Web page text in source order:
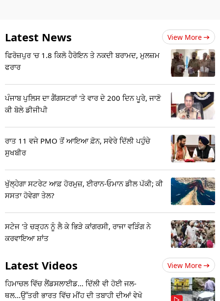
Latest News View More
ਫਿਰੋਜ਼ਪੁਰ 'ਚ 1.8 ਕਿਲੋ ਹੈਰੋਇਨ ਤੇ ਨਕਦੀ ਬਰਾਮਦ, ਮੁਲਜ਼ਮ
ਫਰਾਰ
ਪੰਜਾਬ ਪੁਲਿਸ ਦਾ ਗੈਂਗਸਟਰਾਂ 'ਤੇ ਵਾਰ ਦੇ 200 ਦਿਨ ਪੂਰੇ, ਜਾਣੋ
ਕੀ ਬੋਲੇ ਡੀਜੀਪੀ
ਰਾਤ 11 ਵਜੇ PMO ਤੋਂ ਆਇਆ ਫ਼ੋਨ, ਸਵੇਰੇ ਦਿੱਲੀ ਪਹੁੰਚੇ
ਸੁਖਬੀਰ
ਖੁੱਲ੍ਹੇਗਾ ਸਟਰੇਟ ਆਫ਼ ਹੋਰਮੁਜ਼, ਈਰਾਨ-ਓਮਾਨ ਡੀਲ ਪੱਕੀ; ਕੀ
ਸਸਤਾ ਹੋਵੇਗਾ ਤੇਲ?
ਸਟੇਜ 'ਤੇ ਚੜ੍ਹਨ ਨੂੰ ਲੈ ਕੇ ਭਿੜੇ ਕਾਂਗਰਸੀ, ਰਾਜਾ ਵੜਿੰਗ ਨੇ
ਕਰਵਾਇਆ ਸ਼ਾਂਤ
Latest Videos View More
ਹਿਮਾਚਲ ਵਿੱਚ ਲੈਂਡਸਲਾਈਡ... ਦਿੱਲੀ ਵੀ ਹੋਈ ਜਲ-
ਥਲ...ਉੱਤਰੀ ਭਾਰਤ ਵਿੱਚ ਮੀਂਹ ਦੀ ਤਬਾਹੀ ਦੀਆਂ ਵੇਖੋ